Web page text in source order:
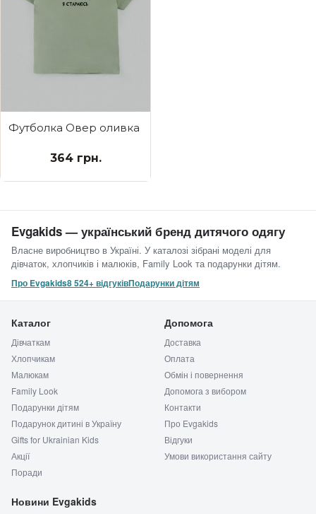
Футболка Овер оливка Батя я стараюсь
364 грн.
Evgakids — український бренд дитячого одягу
Власне виробництво в Україні. У каталозі зібрані моделі для
дівчаток, хлопчиків і малюків, Family Look та подарунки дітям.
Про Evgakids8 524+ відгуківПодарунки дітям
Каталог
Дівчаткам
Хлопчикам
Малюкам
Family Look
Подарунки дітям
Подарунок дитині в Україну
Gifts for Ukrainian Kids
Акції
Поради
Допомога
Доставка
Оплата
Обмін і повернення
Допомога з вибором
Контакти
Про Evgakids
Відгуки
Умови використання сайту
Новини Evgakids